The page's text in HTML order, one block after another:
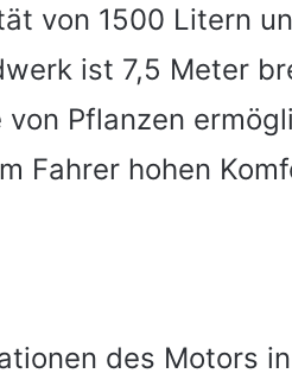
von 1500 Litern
ist 7,5 Meter
Pflanzen
Fahrer hohen
des Motors